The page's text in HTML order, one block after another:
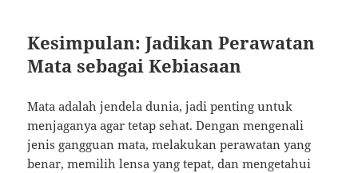
Kesimpulan: Jadikan Perawatan
Mata sebagai Kebiasaan
Mata adalah jendela dunia, jadi penting untuk
menjaganya agar tetap sehat. Dengan mengenali
jenis gangguan mata, melakukan perawatan yang
benar, memilih lensa yang tepat, dan mengetahui